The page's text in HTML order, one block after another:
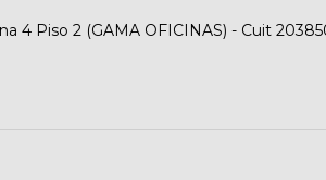
4 Piso 2 (GAMA OFICINAS) - Cuit